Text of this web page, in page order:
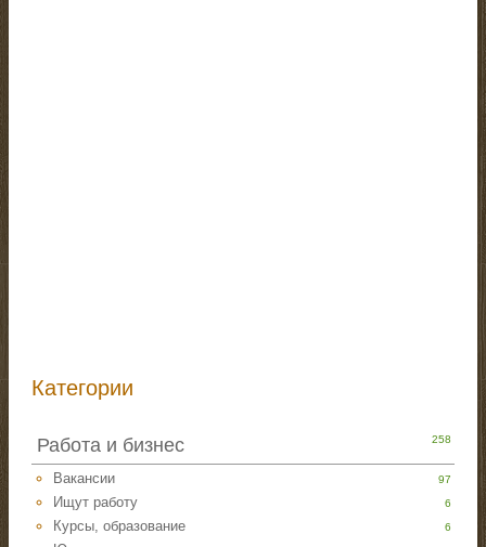
Категории
Работа и бизнес 258
Вакансии 97
Ищут работу 6
Курсы, образование 6